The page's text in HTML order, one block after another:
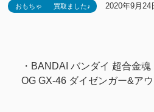
おもちゃ 買取ました♪ 2020年9月24
・BANDAI バンダイ 超合金
OG GX-46 ダイゼンガー&ア